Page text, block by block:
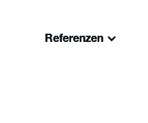
Referenzen
Referenzen